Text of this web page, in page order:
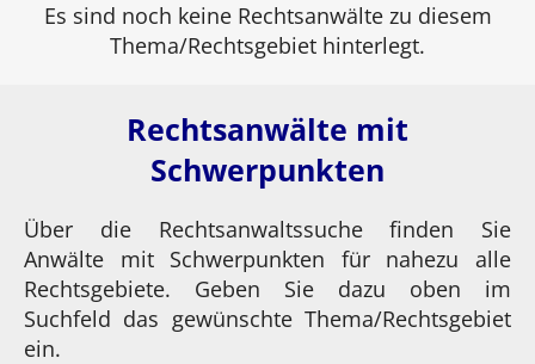
Es sind noch keine Rechtsanwälte zu diesem
Thema/Rechtsgebiet hinterlegt.
Rechtsanwälte mit
Schwerpunkten
Über die Rechtsanwaltssuche finden Sie
Anwälte mit Schwerpunkten für nahezu alle
Rechtsgebiete. Geben Sie dazu oben im
Suchfeld das gewünschte Thema/Rechtsgebiet
ein.